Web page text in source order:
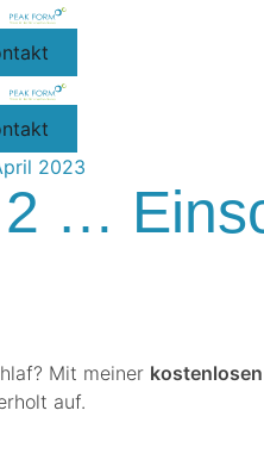
2023
…
Mit meiner
auf.